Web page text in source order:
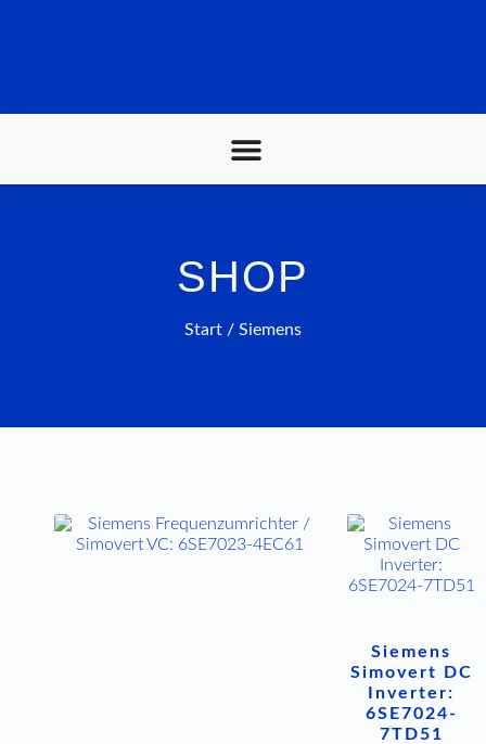
SHOP
Start / Siemens
Siemens
Simovert DC
Inverter:
6SE7024-
7TD51